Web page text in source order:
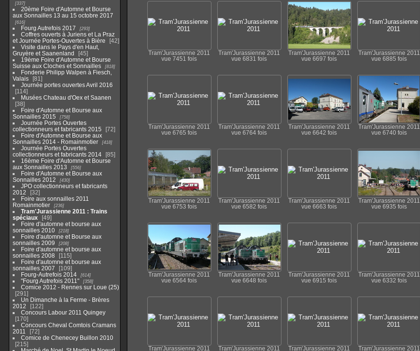
337
20ème Foire d'Automne et Bourse
aux Sonnailles 13 au 15 octobre 2017
616
Fourg Autrefois 2017 293
Coffres ouverts à Juriens et La Praz
et Journée Portes-Ouvertes à Bière
42
Visite dans le Pays d'en Haut,
Gruyère et Saanenland
45
19ème Foire d'Automne et Bourse
Suisse aux Cloches et Sonnailles
818
Fonderie Philipp Walpen à Fiesch,
Valais
81
Journée portes ouvertes Avril 2016
114
Musées Chateau d'Oex et Saanen
38
Foire d'Automne et Bourse aux
Sonnailles 2015
758
Journée Portes Ouvertes
collectionneurs et fabricants 2015
72
Foire d'Automne et Bourse aux
Sonnailles 2014 - Romainmotier
418
Journée Portes Ouvertes
collectionneurs et fabricants 2014
85
16ème Foire d'Automne et Bourse
aux Sonnailles 2013
556
Foire d'Automne et Bourse aux
Sonnailles 2012
430
JPO collectionneurs et fabricants
2012
32
Foire aux sonnailles 2011
Romainmotier
236
Tram'Jurassienne 2011 : Trains
spéciaux
49
Foire d'automne et bourse aux
sonnailles 2010
218
Foire d'automne et Bourse aux
sonnailles 2009
208
Foire d'automne et bourse aux
sonnailles 2008
115
Foire d'automne et bourse aux
sonnailles 2007
109
Fourg-Autrefois 2014
614
"Fourg Autrefois 2011" 358
Comice 2012 - Rennes sur Loue (25)
291
Un Dimanche à la Ferme - Brères
2012
122
Concours Labour 2011 Quingey
170
Concours Cheval Comtois Cramans
2011
72
Comice de Chenecey Buillon 2010
215
Tram'Jurassienne 2011
vue 7451 fois
Tram'Jurassienne 2011
vue 6831 fois
Tram'Jurassienne 2011
vue 6697 fois
Tram'Jurassienne 2011
vue 6885 fois
Tram'Jurassienne 2011
vue 6765 fois
Tram'Jurassienne 2011
vue 6764 fois
Tram'Jurassienne 2011
vue 6642 fois
Tram'Jurassienne 2011
vue 6740 fois
Tram'Jurassienne 2011
vue 6753 fois
Tram'Jurassienne 2011
vue 6582 fois
Tram'Jurassienne 2011
vue 6663 fois
Tram'Jurassienne 2011
vue 6935 fois
Tram'Jurassienne 2011
vue 6564 fois
Tram'Jurassienne 2011
vue 6648 fois
Tram'Jurassienne 2011
vue 6915 fois
Tram'Jurassienne 2011
vue 6332 fois
Tram'Jurassienne 2011
Tram'Jurassienne 2011
Tram'Jurassienne 2011
Tram'Jurassienne 2011